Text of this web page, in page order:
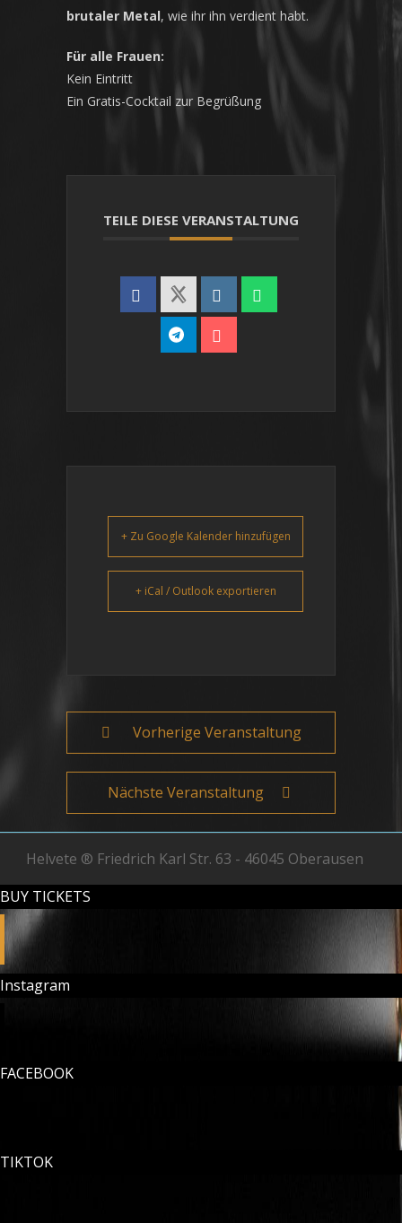
brutaler Metal, wie ihr ihn verdient habt.
Für alle Frauen:
Kein Eintritt
Ein Gratis-Cocktail zur Begrüßung
TEILE DIESE VERANSTALTUNG
+ Zu Google Kalender hinzufügen
+ iCal / Outlook exportieren
Vorherige Veranstaltung
Nächste Veranstaltung
Helvete ® Friedrich Karl Str. 63 - 46045 Oberausen
BUY TICKETS
Instagram
FACEBOOK
TIKTOK